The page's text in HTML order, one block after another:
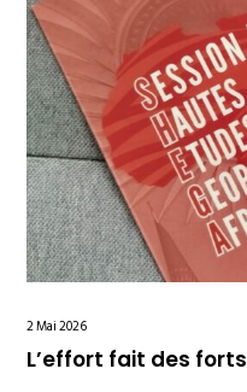
2 Mai 2026
L’effort fait des forts